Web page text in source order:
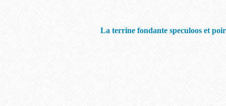
La terrine fondante speculoos et